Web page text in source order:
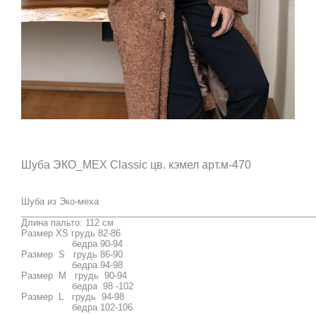
Шуба ЭКО_МЕХ Classic цв. кэмел арт.м-470
Шуба из Эко-меха
Длина пальто: 112 см
Размер XS грудь 82-86
бедра 90-94
Размер S грудь 86-90
бедра 94-98
Размер М грудь 90-94
бедра 98 -102
Размер L грудь 94-98
бедра 102-106